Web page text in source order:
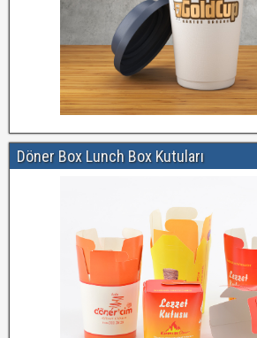
Döner Box Lunch Box Kutuları